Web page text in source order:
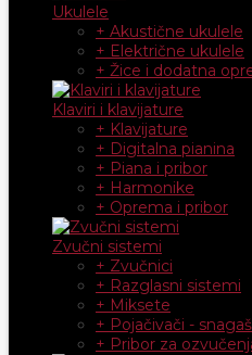
Ukulele
+ Akustične ukulele
+ Električne ukulele
+ Žice i dodatna
Klaviri i klavijature
+ Klavijature
+ Digitalna pianina
+ Piana i pribor
+ Harmonike
+ Oprema i pribor
Zvučni sistemi
+ Zvučnici
+ Razglasni sistemi
+ Miksete
+ Pojačivači -
+ Pribor za